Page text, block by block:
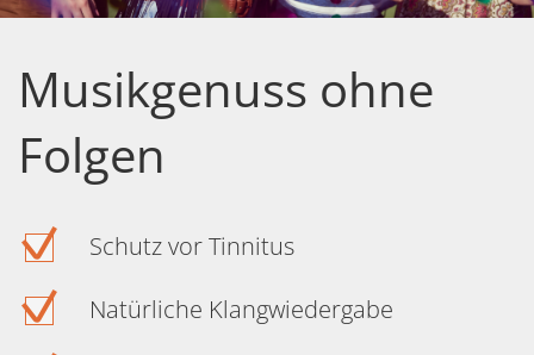
Musikgenuss ohne
Folgen
Schutz vor Tinnitus
Natürliche Klangwiedergabe